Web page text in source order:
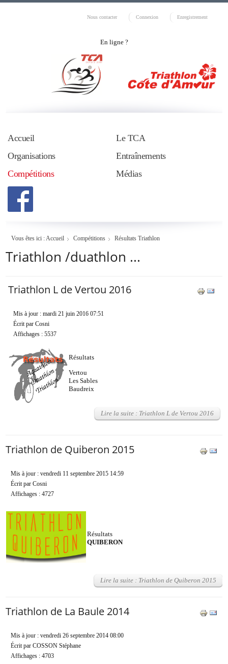
Nous contacter Connexion Enregistrement
En ligne ?
Accueil
Le TCA
Organisations
Entraînements
Compétitions
Médias
Vous êtes ici :Accueil Compétitions Résultats Triathlon
Triathlon /duathlon ...
Triathlon L de Vertou 2016
Mis à jour : mardi 21 juin 2016 07:51
Écrit par Cosni
Affichages : 5537
Résultats
Vertou
Les Sables
Baudreix
Lire la suite : Triathlon L de Vertou 2016
Triathlon de Quiberon 2015
Mis à jour : vendredi 11 septembre 2015 14:59
Écrit par Cosni
Affichages : 4727
Résultats
QUIBERON
Lire la suite : Triathlon de Quiberon 2015
Triathlon de La Baule 2014
Mis à jour : vendredi 26 septembre 2014 08:00
Écrit par COSSON Stéphane
Affichages : 4703